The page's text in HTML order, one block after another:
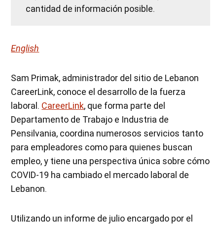
cantidad de información posible.
English
Sam Primak, administrador del sitio de Lebanon
CareerLink, conoce el desarrollo de la fuerza
laboral. CareerLink, que forma parte del
Departamento de Trabajo e Industria de
Pensilvania, coordina numerosos servicios tanto
para empleadores como para quienes buscan
empleo, y tiene una perspectiva única sobre cómo
COVID-19 ha cambiado el mercado laboral de
Lebanon.
Utilizando un informe de julio encargado por el